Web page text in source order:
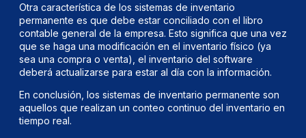
Otra característica de los sistemas de inventario
permanente es que debe estar conciliado con el libro
contable general de la empresa. Esto significa que una vez
que se haga una modificación en el inventario físico (ya
sea una compra o venta), el inventario del software
deberá actualizarse para estar al día con la información.
En conclusión, los sistemas de inventario permanente son
aquellos que realizan un conteo continuo del inventario en
tiempo real.